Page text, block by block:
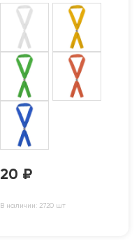
20 ₽
В наличии: 2720 шт